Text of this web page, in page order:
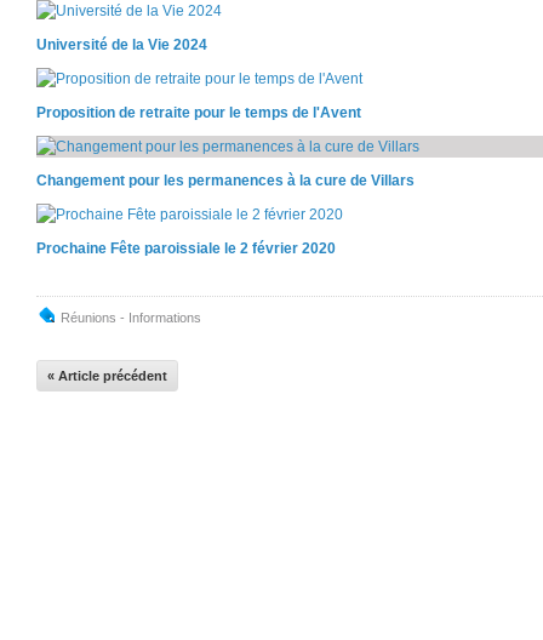
Université de la Vie 2024
Proposition de retraite pour le temps de l'Avent
Changement pour les permanences à la cure de Villars
Prochaine Fête paroissiale le 2 février 2020
Réunions - Informations
« Article précédent